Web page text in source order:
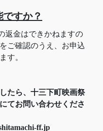
すか？
返金はできかねますの
ご確認のうえ、お申込
す。
たら、十三下町映画祭
てお問い合わせくださ
ff.jp